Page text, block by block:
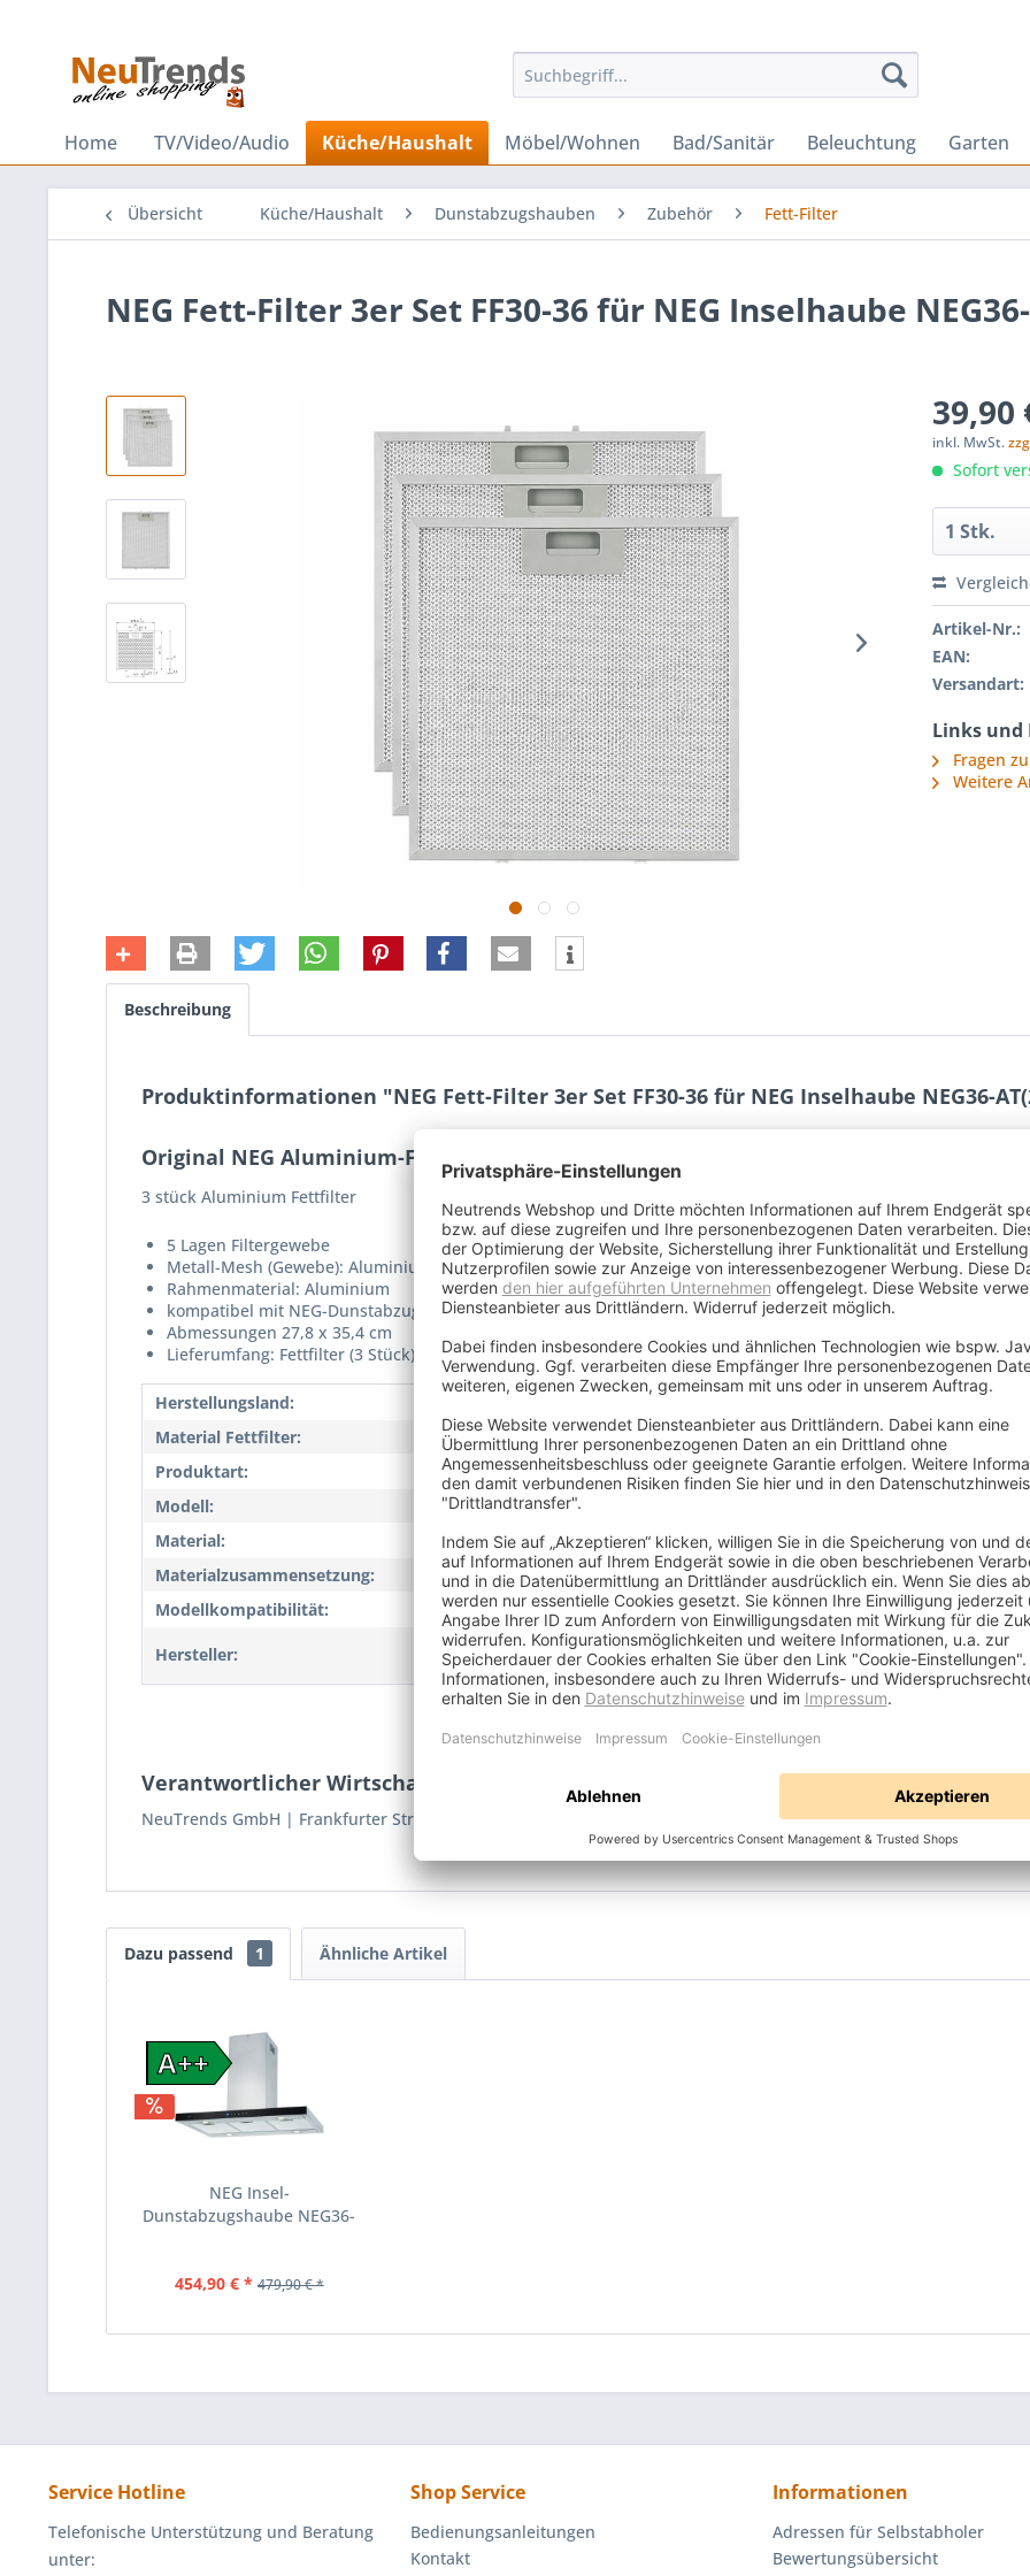
Home TV/Video/Audio Küche/Haushalt Möbel/Wohnen Bad/Sanitär Beleuchtung Garten
Übersicht Küche/Haushalt Dunstabzugshauben Zubehör Fett-Filter
NEG Fett-Filter 3er Set FF30-36 für NEG Inselhaube
39,90
inkl. MwSt.
Sofort
Artikel-Nr.:
EAN:
Versandart:
Links und
Fragen
Weitere
Beschreibung
Produktinformationen "NEG Fett-Filter 3er Set FF30-36 für NEG Inselhaube NEG36-
Original NEG Aluminium-Fettfilter
3 stück Aluminium Fettfilter
5 Lagen Filtergewebe
Metall-Mesh (Gewebe): Aluminium
Rahmenmaterial: Aluminium
kompatibel mit NEG-Dunstabzugshaube: NEG36-AT, NEG36-AT2 (Inselhauben)
Abmessungen 27,8 x 35,4 cm
Lieferumfang: Fettfilter (3 Stück)
Herstellungsland:
Material Fettfilter:
Aluminium (5 Lagen)
Produktart:
Fettfilter
Modell:
FF30-36
Material:
Aluminium
Materialzusammensetzung:
Keine Angaben erforderlich
Modellkompatibilität:
NEG36-AT
Hersteller:
NeuTrends GmbH, Frankfurter Str.
151b, 63303 Dreieich, DE
Verantwortlicher Wirtschaftsakteur gemäß Produktsicherheitsverordnung EU 2023/
NeuTrends GmbH Frankfurter Str.151b service@neutrends.de +49 (0)6103 3769080
Dazu passend 1 Ähnliche Artikel
A++
NEG Insel-
Dunstabzugshaube NEG36-
454,90 € * 479,90 € *
Service Hotline
Telefonische Unterstützung und Beratung
unter:
Shop Service
Bedienungsanleitungen
Kontakt
Informationen
Adressen für Selbstabholer
Bewertungsübersicht